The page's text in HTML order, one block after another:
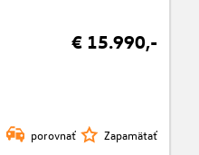
€ 15.990,-
porovnať Zapamätať